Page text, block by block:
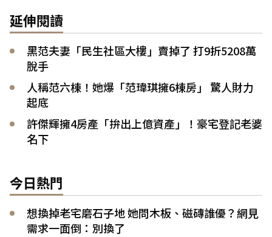
延伸閱讀
黑范夫妻「民生社區大樓」賣掉了 打9折5208萬
脫手
人稱范六棟！她爆「范瑋琪擁6棟房」 驚人財力
起底
許傑輝擁4房產「拚出上億資產」！豪宅登記老婆
名下
今日熱門
想換掉老宅磨石子地 她問木板、磁磚誰優？網見
需求一面倒：別換了